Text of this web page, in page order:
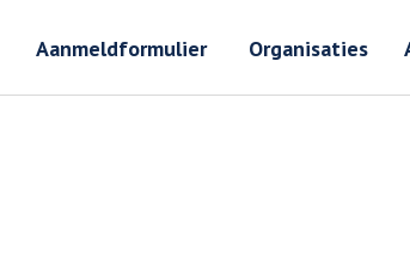
Aanmeldformulier Organisaties